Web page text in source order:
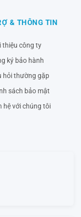
& THÔNG TIN
thiệu công ty
ký bảo hành
hỏi thường gặp
sách bảo mật
hệ với chúng tôi